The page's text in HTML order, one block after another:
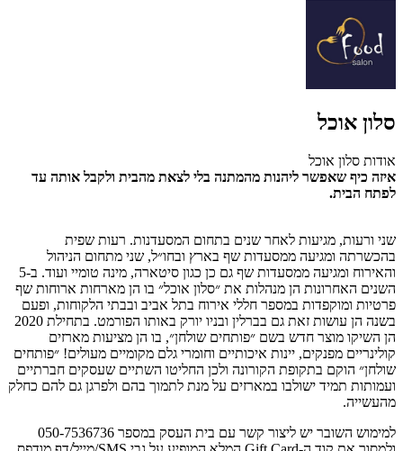
סלון אוכל
אודות סלון אוכל
איזה כיף שאפשר ליהנות מהמתנה בלי לצאת מהבית ולקבל אותה עד
לפתח הבית.
שני ורעות, מגיעות לאחר שנים בתחום המסעדנות. רעות שפית
בהכשרתה ומגיעה ממסעדות שף בארץ ובחו״ל, שני מתחום הניהול
והאירוח ומגיעה ממסעדות שף גם כן כגון סיטארה, מינה טומיי ועוד. ב-5
השנים האחרונות הן מנהלות את ״סלון אוכל״ בו הן מארחות ארוחות שף
פרטיות ומוקפדות במספר חללי אירוח בתל אביב ובבתי הלקוחות, ופעם
בשנה הן עושות זאת גם בברלין ובניו יורק באותו הפורמט. בתחילת 2020
הן השיקו מוצר חדש בשם ״פותחים שולחן״, בו הן מציעות מארזים
קולינריים מפנקים, יינות איכותיים וחומרי גלם מקומיים מעולים! ״פותחים
שולחן״ הוקם בתקופת הקורונה ולכן החליטו השתיים שעסקים חברתיים
ועמותות תמיד ישולבו במארזים על מנת לתמוך בהם ולפרגן גם להם כחלק
מהעשייה.
למימוש השובר יש ליצור קשר עם בית העסק במספר 050-7536736